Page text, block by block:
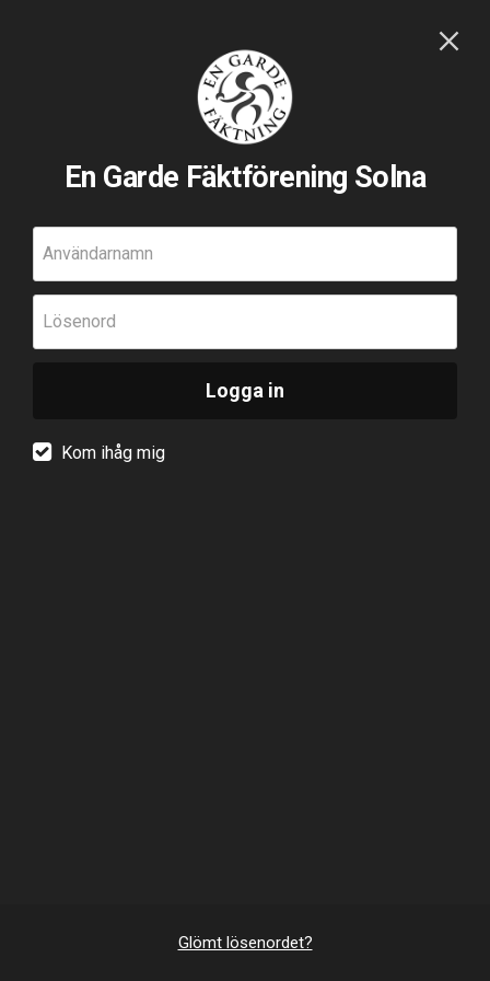
En Garde Fäktförening Solna
Användarnamn
Lösenord
Logga in
Kom ihåg mig
Glömt lösenordet?